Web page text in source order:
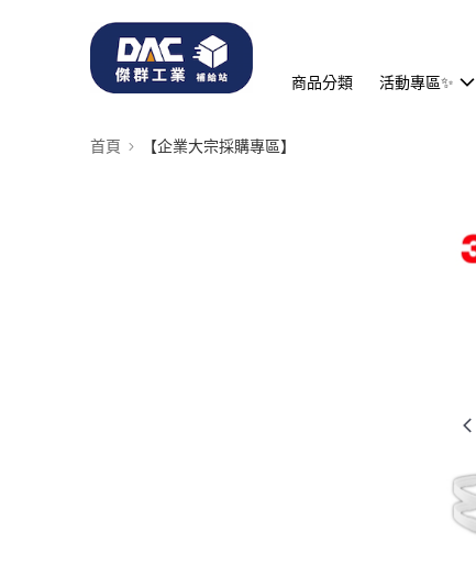
商品分類 活動專區✨
首頁 【企業大宗採購專區】